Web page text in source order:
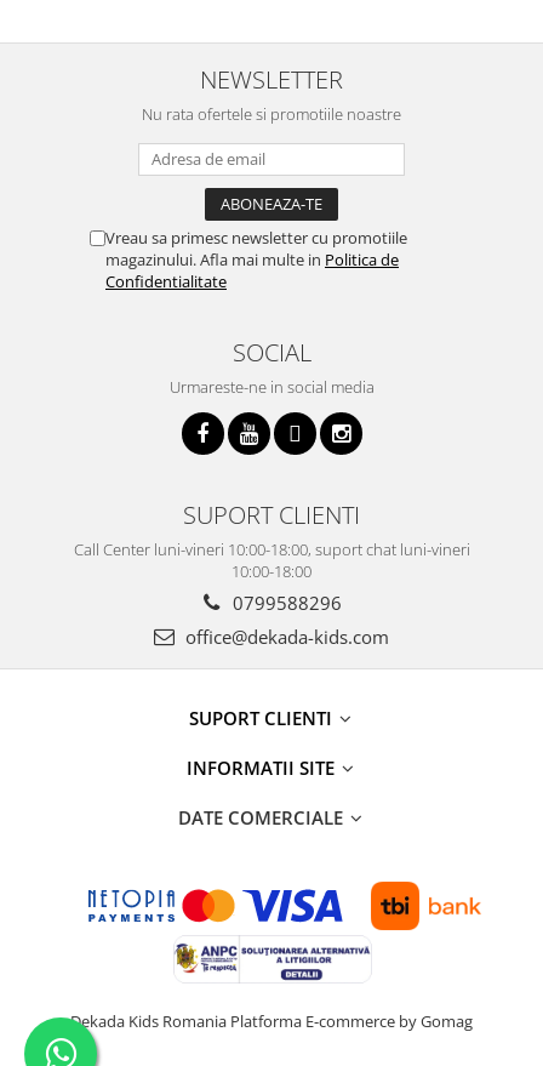
NEWSLETTER
Nu rata ofertele si promotiile noastre
Vreau sa primesc newsletter cu promotiile
magazinului. Afla mai multe in Politica de
Confidentialitate
SOCIAL
Urmareste-ne in social media
SUPORT CLIENTI
Call Center luni-vineri 10:00-18:00, suport chat luni-vineri
10:00-18:00
0799588296
office@dekada-kids.com
SUPORT CLIENTI
INFORMATII SITE
DATE COMERCIALE
Dekada Kids Romania Platforma E-commerce by Gomag